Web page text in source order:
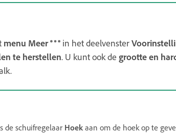
menu Meer in het deelvenster
te herstellen. U kunt ook de grootte en
de schuifregelaar Hoek aan om de hoek op te